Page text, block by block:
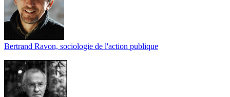
Bertrand Ravon, sociologie de l'action publique